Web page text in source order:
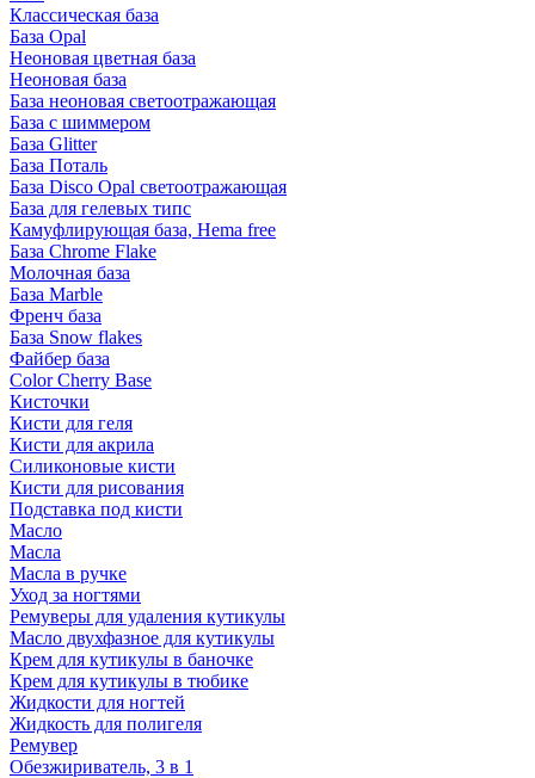
Классическая база
База Opal
Неоновая цветная база
Неоновая база
База неоновая светоотражающая
База с шиммером
База Glitter
База Поталь
База Disco Opal светоотражающая
База для гелевых типс
Камуфлирующая база, Hema free
База Chrome Flake
Молочная база
База Marble
Френч база
База Snow flakes
Файбер база
Color Cherry Base
Кисточки
Кисти для геля
Кисти для акрила
Силиконовые кисти
Кисти для рисования
Подставка под кисти
Масло
Масла
Масла в ручке
Уход за ногтями
Ремуверы для удаления кутикулы
Масло двухфазное для кутикулы
Крем для кутикулы в баночке
Крем для кутикулы в тюбике
Жидкости для ногтей
Жидкость для полигеля
Ремувер
Обезжириватель, 3 в 1